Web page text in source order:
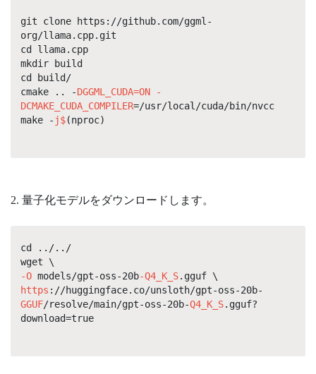
git clone https://github.com/ggml-
org/llama.cpp.git
cd llama.cpp
mkdir build
cd build/
cmake .. -DGGML_CUDA=ON -
DCMAKE_CUDA_COMPILER=/usr/local/cuda/bin/nvcc
make - j$(nproc)
2. 量子化モデルをダウンロードします。
cd ../../
wget \
-Omodels/gpt-oss-20b-Q4_K_S.gguf \
https ://huggingface.co/unsloth/gpt-oss-20b-
GGUF/resolve/main/gpt-oss-20b-Q4_K_S.gguf?
download=true